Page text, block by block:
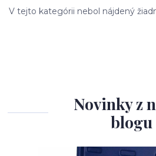
V tejto kategórii nebol nájdený
Novinky z
blogu